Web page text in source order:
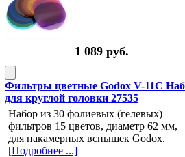
1 089 руб.
Фильтры цветные Godox V-11C
для круглой головки 27535
Набор из 30 фолиевых (гелевых)
фильтров 15 цветов, диаметр 62 мм,
для накамерных вспышек Godox.
[Подробнее ...]